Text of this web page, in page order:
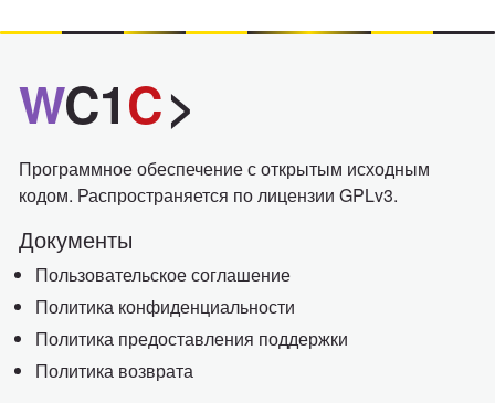
WC1C>
Программное обеспечение с открытым исходным
кодом. Распространяется по лицензии GPLv3.
Документы
Пользовательское соглашение
Политика конфиденциальности
Политика предоставления поддержки
Политика возврата